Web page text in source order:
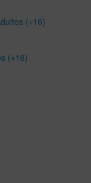
(+16)
(+16)